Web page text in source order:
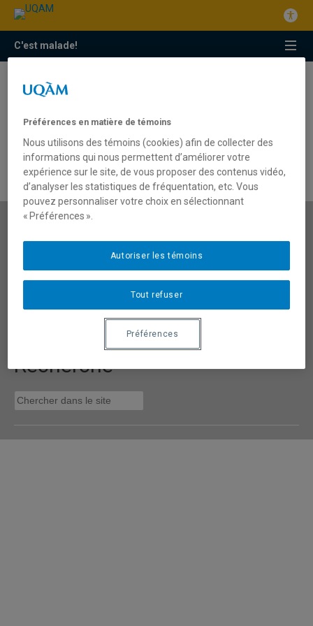
C'est malade!
Articles
Archives
Répertoire
Recherche
Préférences en matière de témoins
Nous utilisons des témoins (cookies) afin de collecter des
informations qui nous permettent d’améliorer votre
expérience sur le site, de vous proposer des contenus vidéo,
d’analyser les statistiques de fréquentation, etc. Vous
pouvez personnaliser votre choix en sélectionnant
« Préférences ».
Tout refuser
Autoriser les témoins
Préférences